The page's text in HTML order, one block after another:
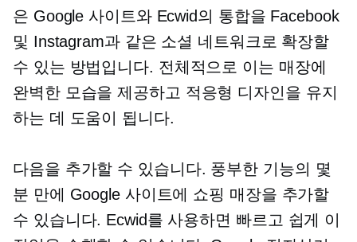
은 Google 사이트와 Ecwid의 통합을 Facebook
및 Instagram과 같은 소셜 네트워크로 확장할
수 있는 방법입니다. 전체적으로 이는 매장에
완벽한 모습을 제공하고 적응형 디자인을 유지
하는 데 도움이 됩니다.
다음을 추가할 수 있습니다. 풍부한 기능의 몇
분 만에 Google 사이트에 쇼핑 매장을 추가할
수 있습니다. Ecwid를 사용하면 빠르고 쉽게 이